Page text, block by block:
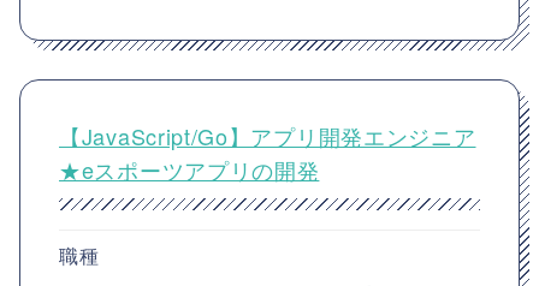
【JavaScript/Go】アプリ開発エンジニア
★eスポーツアプリの開発
職種